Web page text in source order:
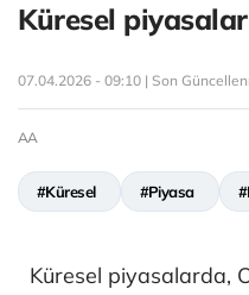
Küresel
07.04.2026 - 09:10 | Son
AA
#Küresel #Piyasa
Küresel piyasalarda,